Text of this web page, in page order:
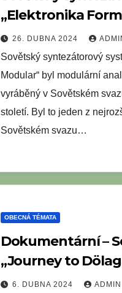
„Elektronika
26. DUBNA 2024
Sovětský syntezátorový
Modular“ byl modulární
vyráběný v Sovětském
století. Byl to jeden z
Sovětském svazu…
OBECNÁ TÉMATA
Dokumentární –
„Journey to
6. DUBNA 2024 ADMIN